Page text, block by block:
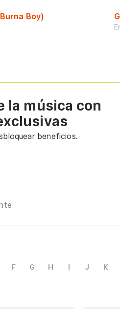
Boy)
la música con
beneficios.
F G H I J K